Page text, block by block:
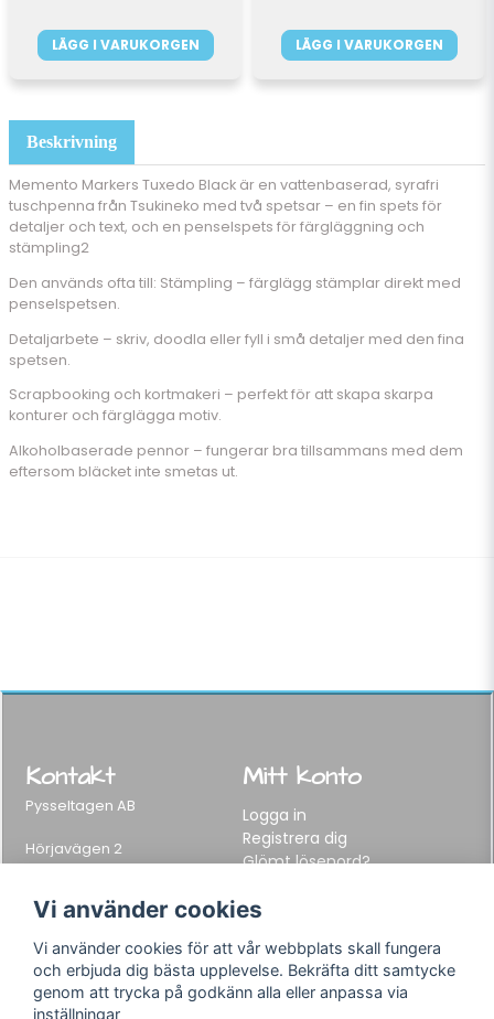
Beskrivning
Memento Markers Tuxedo Black är en vattenbaserad, syrafri
tuschpenna från Tsukineko med två spetsar – en fin spets för
detaljer och text, och en penselspets för färgläggning och
stämpling2
Den används ofta till: Stämpling – färglägg stämplar direkt med
penselspetsen.
Detaljarbete – skriv, doodla eller fyll i små detaljer med den fina
spetsen.
Scrapbooking och kortmakeri – perfekt för att skapa skarpa
konturer och färglägga motiv.
Alkoholbaserade pennor – fungerar bra tillsammans med dem
eftersom bläcket inte smetas ut.
LÄGG I VARUKORGEN LÄGG I VARUKORGEN
Kontakt
Pysseltagen AB
Hörjavägen 2
282 34 Tyringe, Sweden
E-post:info@pysseltagen.se
Mitt konto
Logga in
Registrera dig
Glömt lösenord?
Info Följ oss
Vi använder cookies
Vi använder cookies för att vår webbplats skall fungera
och erbjuda dig bästa upplevelse. Bekräfta ditt samtycke
genom att trycka på godkänn alla eller anpassa via
inställningar